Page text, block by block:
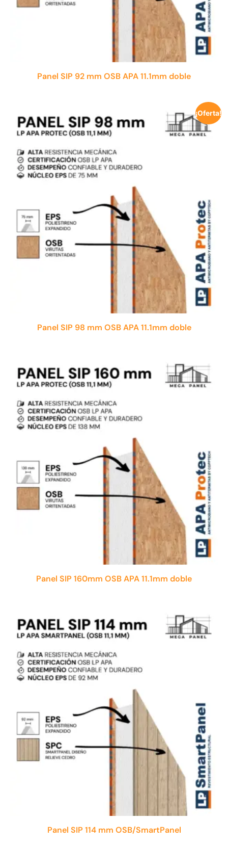
Panel SIP 92 mm OSB APA 11.1mm doble
¡Oferta!
Panel SIP 98 mm OSB APA 11.1mm doble
Panel SIP 160mm OSB APA 11.1mm doble
Panel SIP 114 mm OSB/SmartPanel